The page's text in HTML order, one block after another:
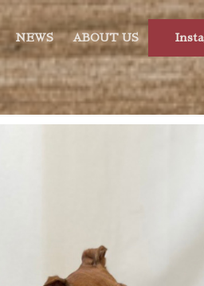
NEWS ABOUT US